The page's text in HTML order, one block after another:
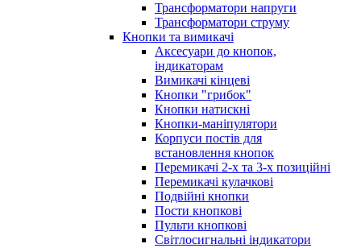
Трансформатори напруги
Трансформатори струму
Кнопки та вимикачі
Аксесуари до кнопок,
індикаторам
Вимикачі кінцеві
Кнопки "грибок"
Кнопки натискні
Кнопки-маніпулятори
Корпуси постів для
встановлення кнопок
Перемикачі 2-х та 3-х позиційні
Перемикачі кулачкові
Подвійні кнопки
Пости кнопкові
Пульти кнопкові
Світлосигнальні індикатори